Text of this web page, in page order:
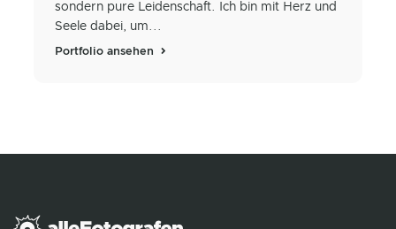
sondern pure Leidenschaft. Ich bin mit Herz und
Seele dabei, um...
Portfolio ansehen